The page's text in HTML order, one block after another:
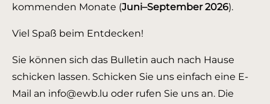
kommenden Monate (Juni–September 2026).
Viel Spaß beim Entdecken!
Sie können sich das Bulletin auch nach Hause
schicken lassen. Schicken Sie uns einfach eine E-
Mail an info@ewb.lu oder rufen Sie uns an. Die